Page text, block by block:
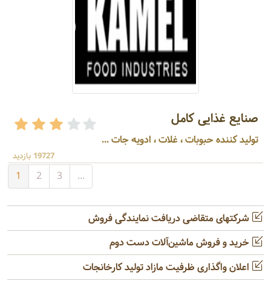
صنایع غذایی کامل
تولید کننده حبوبات ، غلات ، ادویه جات ...
19727 بازدید
1 2 3 ...
شرکتهای متقاضی دریافت نمایندگی فروش
خرید و فروش ماشین‌آلات دست دوم
اعلان واگذاری ظرفیت مازاد تولید کارخانجات